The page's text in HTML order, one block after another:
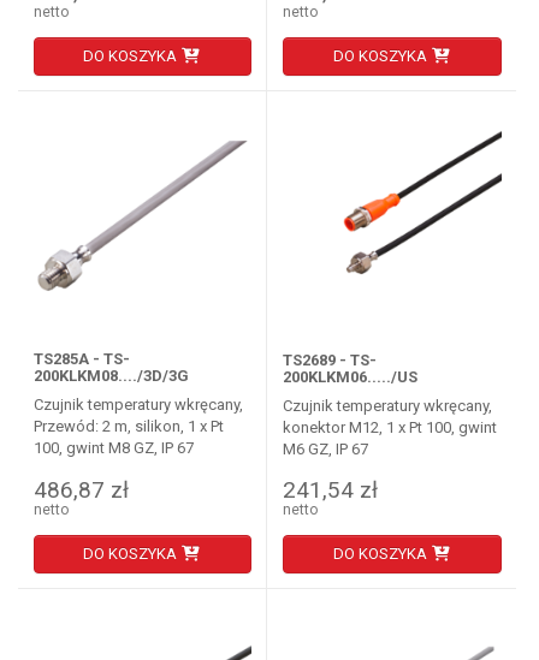
netto
DO KOSZYKA
netto
DO KOSZYKA
TS285A - TS-
200KLKM08..../3D/3G
Czujnik temperatury wkręcany,
Przewód: 2 m, silikon, 1 x Pt
100, gwint M8 GZ, IP 67
486,87 zł
netto
DO KOSZYKA
TS2689 - TS-
200KLKM06...../US
Czujnik temperatury wkręcany,
konektor M12, 1 x Pt 100, gwint
M6 GZ, IP 67
241,54 zł
netto
DO KOSZYKA